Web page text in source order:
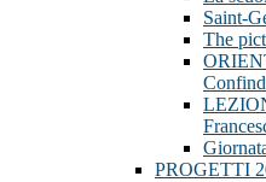
Saint-
The
PROGETTI